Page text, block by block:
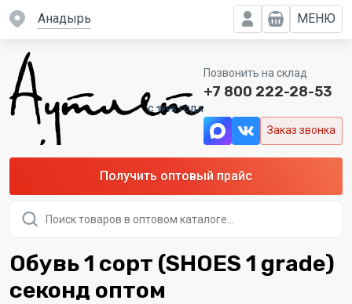
Анадырь МЕНЮ
C 1995 ГОДА
Позвонить на склад
+7 800 222-28-53
Заказ звонка
Получить оптовый прайс
товаров
Обувь 1 сорт (SHOES 1 grade)
секонд оптом